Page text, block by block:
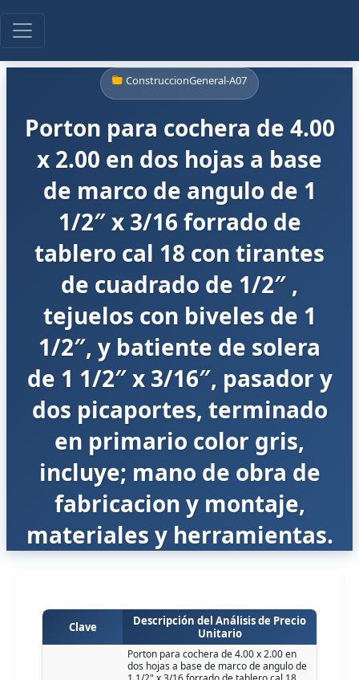
ConstruccionGeneral-A07
Porton para cochera de 4.00
x 2.00 en dos hojas a base
de marco de angulo de 1
1/2″ x 3/16 forrado de
tablero cal 18 con tirantes
de cuadrado de 1/2″ ,
tejuelos con biveles de 1
1/2″, y batiente de solera
de 1 1/2″ x 3/16″, pasador y
dos picaportes, terminado
en primario color gris,
incluye; mano de obra de
fabricacion y montaje,
materiales y herramientas.
Clave
Descripción del Análisis de Precio
Unitario
Porton para cochera de 4.00 x 2.00 en
dos hojas a base de marco de angulo de